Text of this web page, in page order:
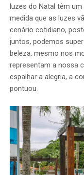
luzes do Natal têm
medida que as luzes
cenário cotidiano,
juntos, podemos
beleza, mesmo nos
representam a nossa
espalhar a alegria, a
pontuou.